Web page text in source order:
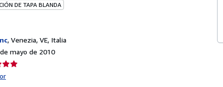
DE TAPA BLANDA
, Venezia, VE, Italia
mayo de 2010